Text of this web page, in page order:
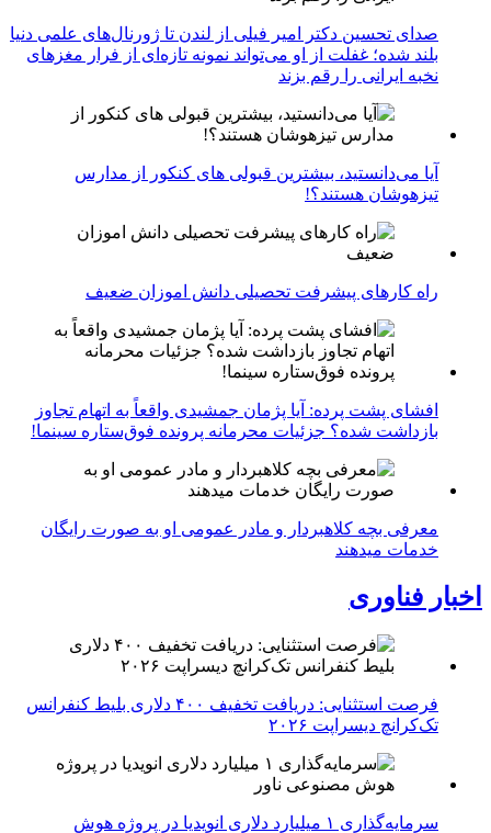
صدای تحسین دکتر امیر فیلی از لندن تا ژورنال‌های علمی دنیا
بلند شده؛ غفلت از او می‌تواند نمونه تازه‌ای از فرار مغزهای
نخبه ایرانی را رقم بزند
آیا می‌دانستید، بیشترین قبولی های کنکور از مدارس
تیزهوشان هستند؟!
راه کارهای پیشرفت تحصیلی دانش اموزان ضعیف
افشای پشت پرده: آیا پژمان جمشیدی واقعاً به اتهام تجاوز
بازداشت شده؟ جزئیات محرمانه پرونده فوق‌ستاره سینما!
معرفی بچه کلاهبردار و مادر عمومی او به صورت رایگان
خدمات میدهند
اخبار فناوری
فرصت استثنایی: دریافت تخفیف ۴۰۰ دلاری بلیط کنفرانس
تک‌کرانچ دیسراپت ۲۰۲۶
سرمایه‌گذاری ۱ میلیارد دلاری انویدیا در پروژه هوش